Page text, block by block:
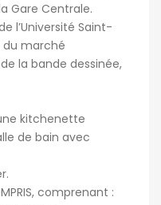
Gare Centrale.
l’Université Saint-
du marché
la bande dessinée,
kitchenette
de bain avec
comprenant :